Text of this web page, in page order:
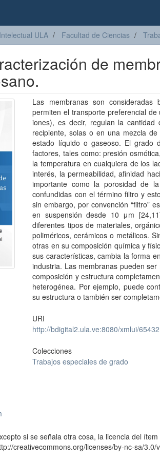
ULA Facultad de Ciencias
de
Las membranas son
permiten el transporte preferencial
iones), es decir, regulan la cantidad
recipiente, solas o en una mezcla
estado líquido o gaseoso. El grado
factores, tales como: presión
la temperatura en cualquiera de los
interés, la permeabilidad, afinidad
importante como la porosidad de
confundidas con el término filtro y
sin embargo, por convención “filtro”
en suspensión desde 10 μm
diferentes tipos de materiales,
poliméricos, cerámicos o metálicos.
otras en su composición química y
sus características, cambia la forma
industria. Las membranas pueden
composición y estructura
heterogénea. Por ejemplo, puede
su estructura o también ser
URI
http://bdigital2.ula.ve:8080/xmlui/
Colecciones
Trabajos especiales de grado
si se señala otra cosa, la licencia del
creativecommons.org/licenses/by-nc-sa/3.0/